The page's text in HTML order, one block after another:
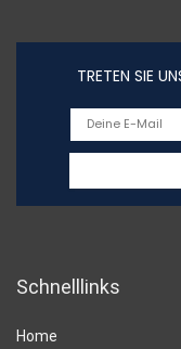
TRETEN SIE
Schnelllinks
Home